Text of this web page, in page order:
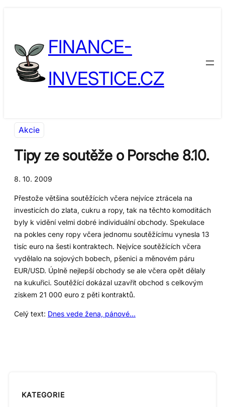
FINANCE-
INVESTICE.CZ
Akcie
Tipy ze soutěže o Porsche 8.10.
8. 10. 2009
Přestože většina soutěžících včera nejvíce ztrácela na
investicích do zlata, cukru a ropy, tak na těchto komoditách
byly k vidění velmi dobré individuální obchody. Spekulace
na pokles ceny ropy včera jednomu soutěžícímu vynesla 13
tisíc euro na šesti kontraktech. Nejvíce soutěžících včera
vydělalo na sojových bobech, pšenici a měnovém páru
EUR/USD. Úplně nejlepší obchody se ale včera opět dělaly
na kukuřici. Soutěžící dokázal uzavřít obchod s celkovým
ziskem 21 000 euro z pěti kontraktů.
Celý text: Dnes vede žena, pánové…
KATEGORIE